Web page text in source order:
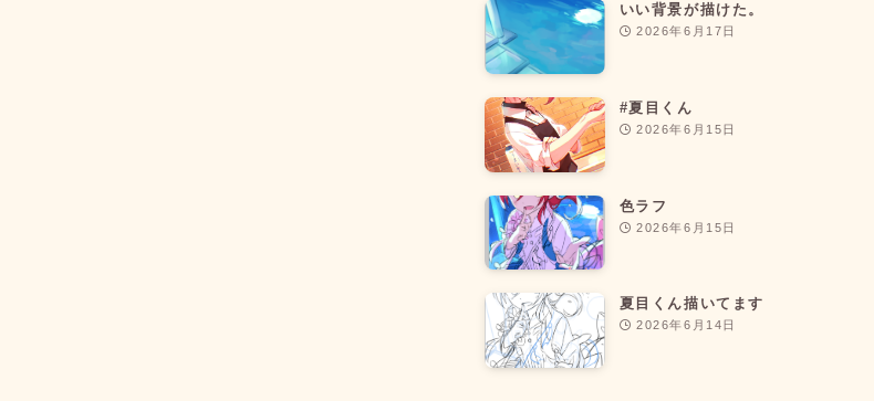
いい背景が描けた。
2026年6月17日
#夏目くん
2026年6月15日
色ラフ
2026年6月15日
夏目くん描いてます
2026年6月14日